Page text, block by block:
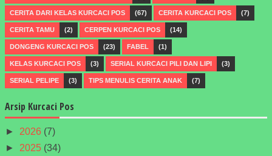
CERITA DARI KELAS KURCACI POS (67) CERITA KURCACI POS (7)
CERITA TAMU (2) CERPEN KURCACI POS (14)
DONGENG KURCACI POS (23) FABEL (1)
KELAS KURCACI POS (3) SERIAL KURCACI PILI DAN LIPI (3)
SERIAL PELIPE (3) TIPS MENULIS CERITA ANAK (7)
Arsip Kurcaci Pos
► 2026 (7)
► 2025 (34)